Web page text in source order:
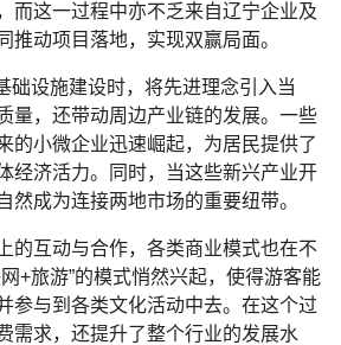
而这一过程中亦不乏来自辽宁企业及
推动项目落地，实现双赢局面。
础设施建设时，将先进理念引入当
量，还带动周边产业链的发展。一些
的小微企业迅速崛起，为居民提供了
经济活力。同时，当这些新兴产业开
然成为连接两地市场的重要纽带。
的互动与合作，各类商业模式也在不
+旅游”的模式悄然兴起，使得游客能
参与到各类文化活动中去。在这个过
需求，还提升了整个行业的发展水